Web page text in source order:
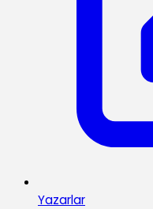
Yazarlar